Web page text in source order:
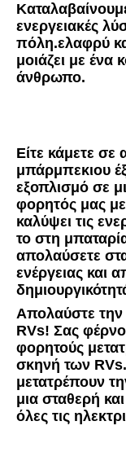
ενεργειακές
πόλη.ελαφρύ
μοιάζει με ένα
άνθρωπο.
Είτε κάμετε σε
μπάρμπεκιου
εξοπλισμό σε
φορητός μας
καλύψει τις
το στη
απολαύσετε
ενέργειας και
Απολαύστε την
RVs! Σας
φορητούς
σκηνή των
μετατρέπουν
μια σταθερή
όλες τις